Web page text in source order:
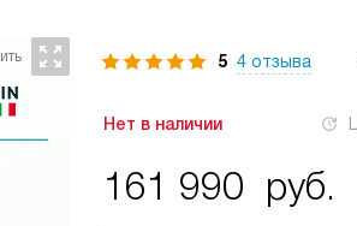
5 4 отзыва
Нет в наличии
161 990 руб.